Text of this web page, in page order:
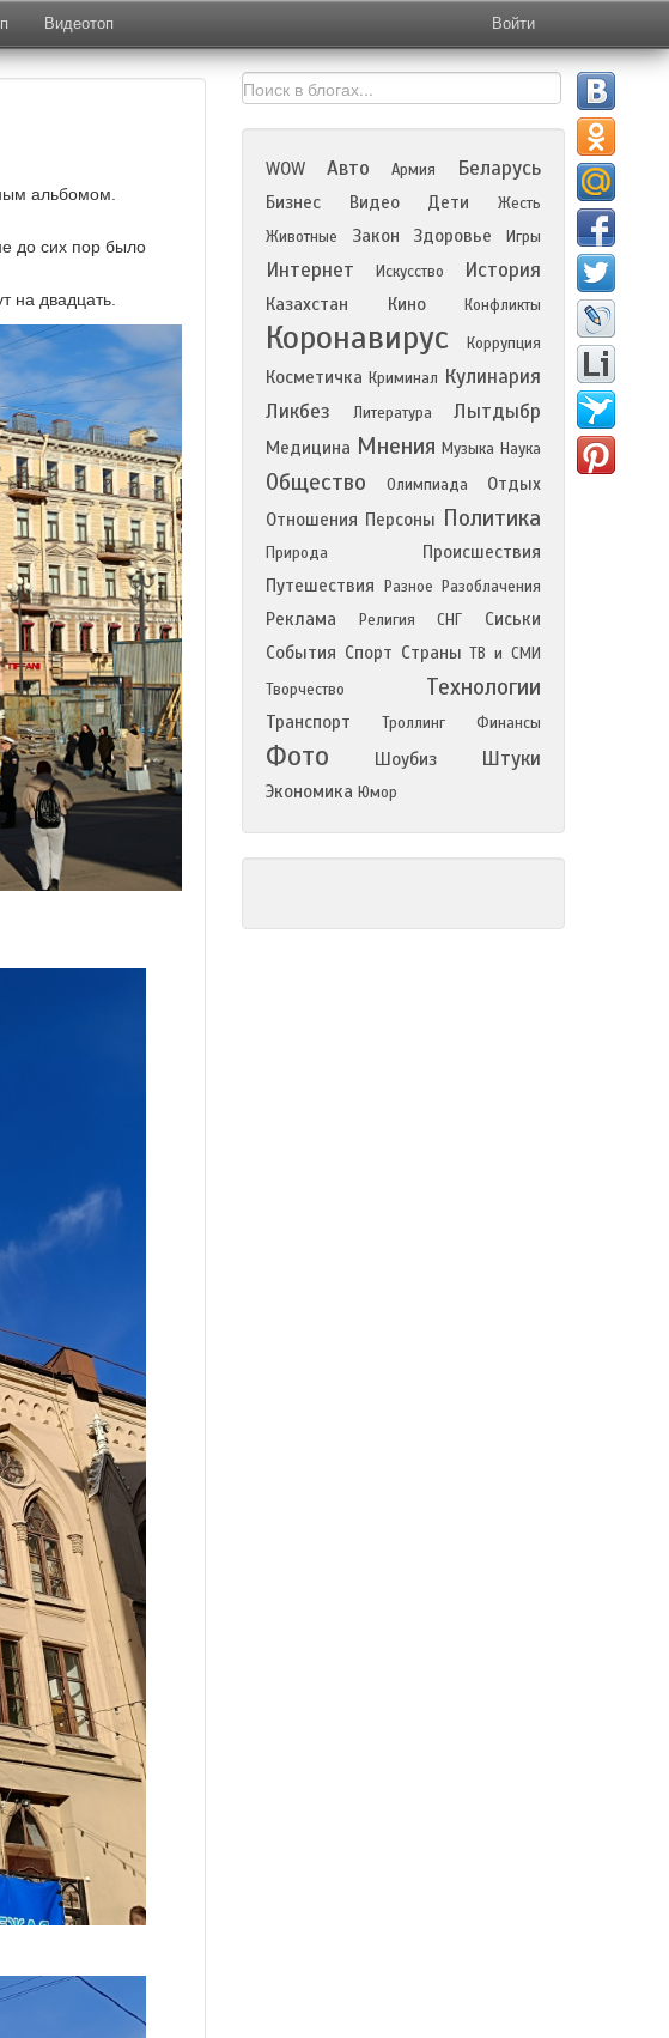
Видеотоп Войти
альбомом.
до сих пор было
на двадцать.
WOW Авто Армия Беларусь
Бизнес Видео Дети
Жесть
Животные
Закон Здоровье Игры
Интернет Искусство История
Казахстан Кино Конфликты
Коронавирус Коррупция
Косметичка Криминал Кулинария
Ликбез
Литература Лытдыбр
Медицина Мнения Музыка Наука
Общество Олимпиада
Отдых
Отношения Персоны Политика
Природа
Происшествия
Путешествия
Разное Разоблачения
Реклама Религия СНГ
Сиськи
События Спорт Страны ТВ и СМИ
Творчество
Технологии
Транспорт Троллинг Финансы
Фото Шоубиз Штуки
Экономика Юмор